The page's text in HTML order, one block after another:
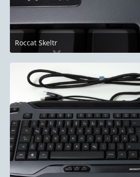
Roccat Skeltr
10. Januar 2019 um 22:51